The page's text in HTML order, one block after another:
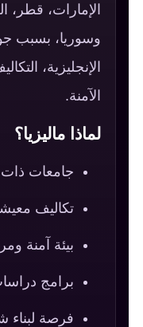
الإمارات، قطر،
وسوريا، بسبب
الإنجليزية،
الآمنة.
لماذا ماليزيا؟
جامعات
تكاليف
بيئة آمنة
برامج
فرصة لبناء